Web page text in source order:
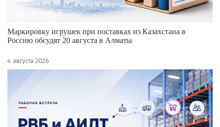
0
Маркировку игрушек при поставках из Казахстана в
Россию обсудят 20 августа в Алматы
4 августа 2026